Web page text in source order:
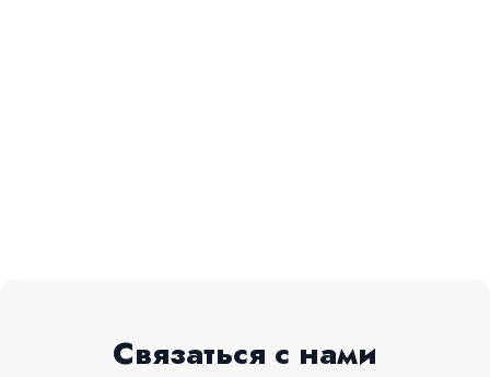
Связаться с нами